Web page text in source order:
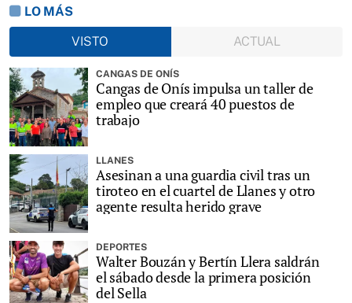
LO MÁS
VISTO
ACTUAL
CANGAS DE ONÍS
Cangas de Onís impulsa un taller de
empleo que creará 40 puestos de
trabajo
LLANES
Asesinan a una guardia civil tras un
tiroteo en el cuartel de Llanes y otro
agente resulta herido grave
DEPORTES
Walter Bouzán y Bertín Llera saldrán
el sábado desde la primera posición
del Sella